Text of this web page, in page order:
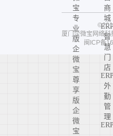
宝
专
业
版
企
微
宝
尊
享
版
企
微
宝
商
城
智
慧
门
店
ERP
外
勤
管
理
ERP
厦门企微宝网络科
闽ICP备